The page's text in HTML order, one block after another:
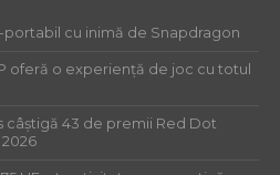
portabil cu inimă de Snapdragon
oferă o experiență de joc cu totul
câștigă 43 de premii Red Dot